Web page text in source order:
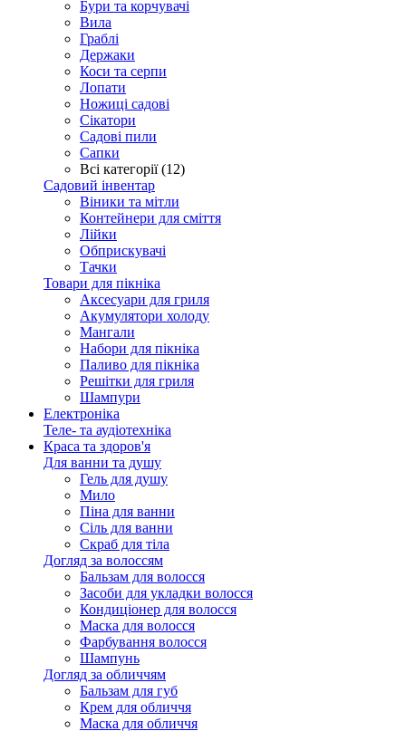
Бури та корчувачі
Вила
Граблі
Держаки
Коси та серпи
Лопати
Ножиці садові
Сікатори
Садові пили
Сапки
Всі категорії (12)
Садовий інвентар
Віники та мітли
Контейнери для сміття
Лійки
Обприскувачі
Тачки
Товари для пікніка
Аксесуари для гриля
Акумулятори холоду
Мангали
Набори для пікніка
Паливо для пікніка
Решітки для гриля
Шампури
Електроніка
Теле- та аудіотехніка
Краса та здоров'я
Для ванни та душу
Гель для душу
Мило
Піна для ванни
Сіль для ванни
Скраб для тіла
Догляд за волоссям
Бальзам для волосся
Засоби для укладки волосся
Кондиціонер для волосся
Маска для волосся
Фарбування волосся
Шампунь
Догляд за обличчям
Бальзам для губ
Крем для обличчя
Маска для обличчя